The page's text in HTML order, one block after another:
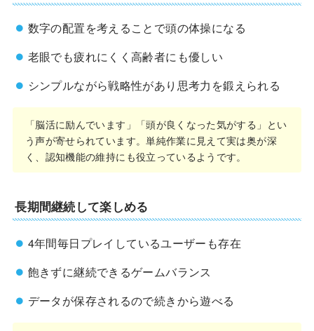
数字の配置を考えることで頭の体操になる
老眼でも疲れにくく高齢者にも優しい
シンプルながら戦略性があり思考力を鍛えられる
「脳活に励んでいます」「頭が良くなった気がする」とい
う声が寄せられています。単純作業に見えて実は奥が深
く、認知機能の維持にも役立っているようです。
長期間継続して楽しめる
4年間毎日プレイしているユーザーも存在
飽きずに継続できるゲームバランス
データが保存されるので続きから遊べる